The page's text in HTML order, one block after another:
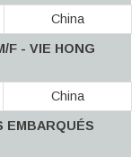
China
F - VIE HONG
China
EMBARQUÉS